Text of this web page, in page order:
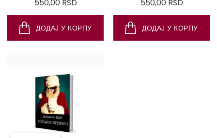
550,00 RSD
ДОДАЈ У КОРПУ
550,00 RSD
ДОДАЈ У КОРПУ